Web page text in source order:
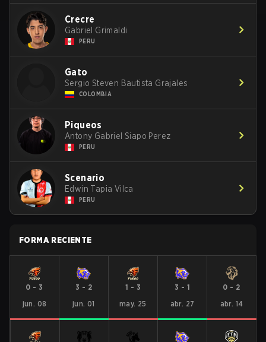
Crecre
Gabriel Grimaldi
PERU
Gato
Sergio Steven Bautista Grajales
COLOMBIA
Piqueos
Antony Gabriel Siapo Perez
PERU
Scenario
Edwin Tapia Vilca
PERU
FORMA RECIENTE
0 - 3
jun. 08
3 - 2
jun. 01
1 - 3
may. 25
3 - 1
abr. 27
0 - 2
abr. 14